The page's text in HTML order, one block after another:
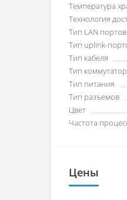
Температура
Технология
Тип LAN портов
Тип uplink-
Тип кабеля
Тип
Тип питания
Тип разъемов
Цвет
Частота
Цены